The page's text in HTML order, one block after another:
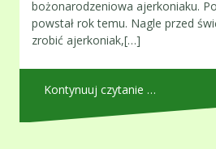
bożonarodzeniowa ajerkoniaku.
powstał rok temu. Nagle przed
zrobić ajerkoniak,[…]
Kontynuuj czytanie …